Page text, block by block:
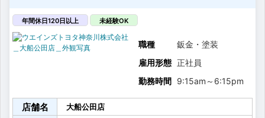
年間休日120日以上 未経験OK
職種
鈑金・塗装
雇用形態 正社員
勤務時間 9:15am ～ 6:15pm
店舗名 大船公田店